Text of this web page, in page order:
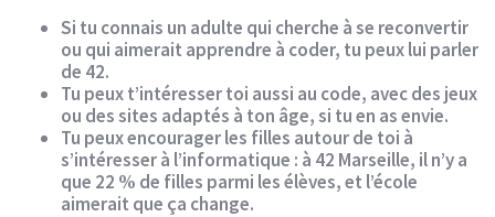
Si tu connais un adulte qui cherche à se reconvertir
ou qui aimerait apprendre à coder, tu peux lui parler
de 42.
Tu peux t’intéresser toi aussi au code, avec des jeux
ou des sites adaptés à ton âge, si tu en as envie.
Tu peux encourager les filles autour de toi à
s’intéresser à l’informatique : à 42 Marseille, il n’y a
que 22 % de filles parmi les élèves, et l’école
aimerait que ça change.